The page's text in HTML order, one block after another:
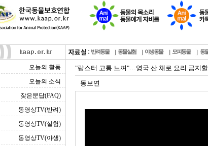
반려동물 동물실험 야생동물 모피동물 동
오늘의 활동
오늘의 소식
잦은문답(FAQ)
동영상TV(반려)
동영상TV(실험)
동영상TV(야생)
"랍스터 고통 느껴"…영국 산 채로 요리 금지
동보연